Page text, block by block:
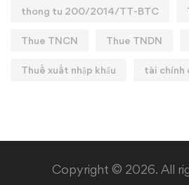
thong tu 200/2014/TT-BTC
Thue TNCN Thue TNDN
Thuế xuất nhập khẩu tài chính
Copyright © 2026. All